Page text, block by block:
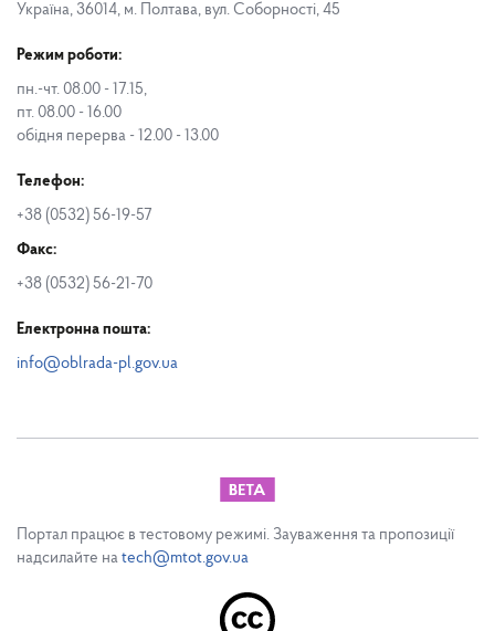
Україна, 36014, м. Полтава, вул. Соборності, 45
Режим роботи:
пн.-чт. 08.00 - 17.15,
пт. 08.00 - 16.00
обідня перерва - 12.00 - 13.00
Телефон:
+38 (0532) 56-19-57
Факс:
+38 (0532) 56-21-70
Електронна пошта:
info@oblrada-pl.gov.ua
Портал працює в тестовому режимі. Зауваження та пропозиції
надсилайте на tech@mtot.gov.ua